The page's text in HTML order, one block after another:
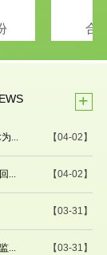
合
+
【04-02】
...
【04-02】
...
【03-31】
【03-31】
...